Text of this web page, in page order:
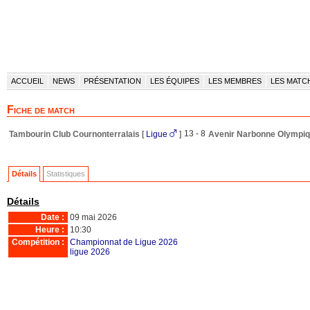
ACCUEIL NEWS PRÉSENTATION LES ÉQUIPES LES MEMBRES LES
Fiche de match
Tambourin Club Cournonterralais [ Ligue ] 13 - 8 Avenir Narbonne
Détails Statistiques
Détails
Date :
09 mai 2026
Heure :
10:30
Compétition :
Championnat de Ligue 2026
ligue 2026